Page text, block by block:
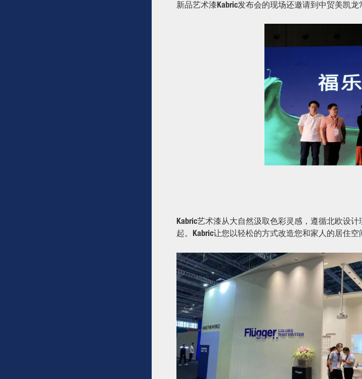
新品艺术漆Kabric发布会的现场还邀请到中贸美凯龙
Kabric艺术漆从大自然汲取色彩灵感，遵循北欧设
起。Kabric让您以轻松的方式改造您和家人的居住